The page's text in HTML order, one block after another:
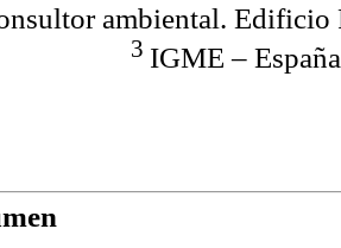
ambiental.
3 IGME –